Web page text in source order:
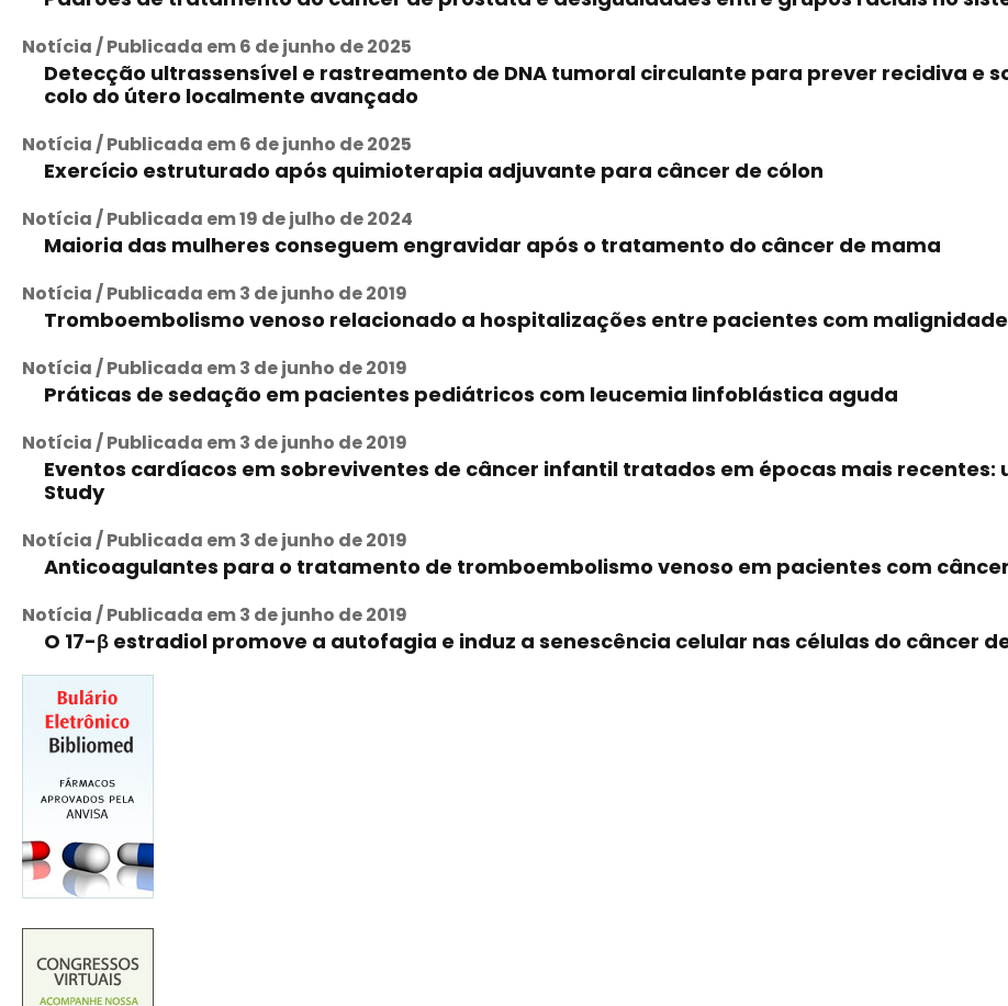
Notícia / Publicada em 6 de junho de 2025
Detecção ultrassensível e rastreamento de DNA tumoral circulante para prever recidiva e
colo do útero localmente avançado
Notícia / Publicada em 6 de junho de 2025
Exercício estruturado após quimioterapia adjuvante para câncer de cólon
Notícia / Publicada em 19 de julho de 2024
Maioria das mulheres conseguem engravidar após o tratamento do câncer de mama
Notícia / Publicada em 3 de junho de 2019
Tromboembolismo venoso relacionado a hospitalizações entre pacientes com
Notícia / Publicada em 3 de junho de 2019
Práticas de sedação em pacientes pediátricos com leucemia linfoblástica aguda
Notícia / Publicada em 3 de junho de 2019
Eventos cardíacos em sobreviventes de câncer infantil tratados em épocas mais recentes:
Study
Notícia / Publicada em 3 de junho de 2019
Anticoagulantes para o tratamento de tromboembolismo venoso em pacientes com câncer
Notícia / Publicada em 3 de junho de 2019
O 17-β estradiol promove a autofagia e induz a senescência celular nas células do câncer